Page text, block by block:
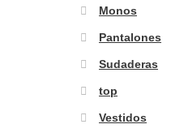
Monos
Pantalones
Sudaderas
top
Vestidos